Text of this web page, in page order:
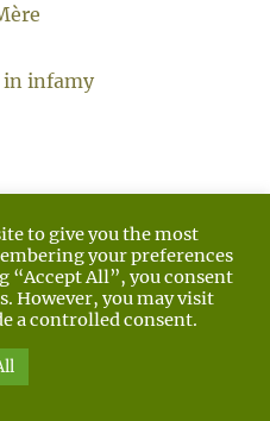
in infamy
Normandie : Panzer
to give you the most
your preferences
“Accept All”, you consent
However, you may visit
a controlled consent.